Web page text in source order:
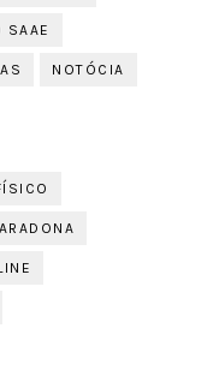
SAAE
NOTÓCIA